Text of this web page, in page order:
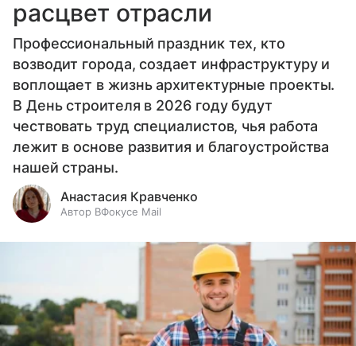
приведены народы Сибири и Чукотки.
расцвет отрасли
Профессиональный праздник тех, кто
возводит города, создает инфраструктуру и
воплощает в жизнь архитектурные проекты.
В День строителя в 2026 году будут
чествовать труд специалистов, чья работа
лежит в основе развития и благоустройства
нашей страны.
Анастасия Кравченко
Автор ВФокусе Mail